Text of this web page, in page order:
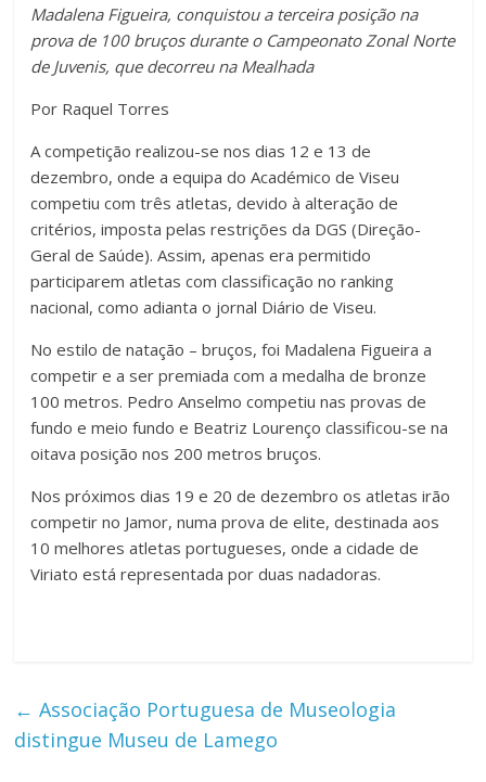
Madalena Figueira, conquistou a terceira posição na
prova de 100 bruços durante o Campeonato Zonal Norte
de Juvenis, que decorreu na Mealhada
Por Raquel Torres
A competição realizou-se nos dias 12 e 13 de
dezembro, onde a equipa do Académico de Viseu
competiu com três atletas, devido à alteração de
critérios, imposta pelas restrições da DGS (Direção-
Geral de Saúde). Assim, apenas era permitido
participarem atletas com classificação no ranking
nacional, como adianta o jornal Diário de Viseu.
No estilo de natação – bruços, foi Madalena Figueira a
competir e a ser premiada com a medalha de bronze
100 metros. Pedro Anselmo competiu nas provas de
fundo e meio fundo e Beatriz Lourenço classificou-se na
oitava posição nos 200 metros bruços.
Nos próximos dias 19 e 20 de dezembro os atletas irão
competir no Jamor, numa prova de elite, destinada aos
10 melhores atletas portugueses, onde a cidade de
Viriato está representada por duas nadadoras.
← Associação Portuguesa de Museologia
distingue Museu de Lamego